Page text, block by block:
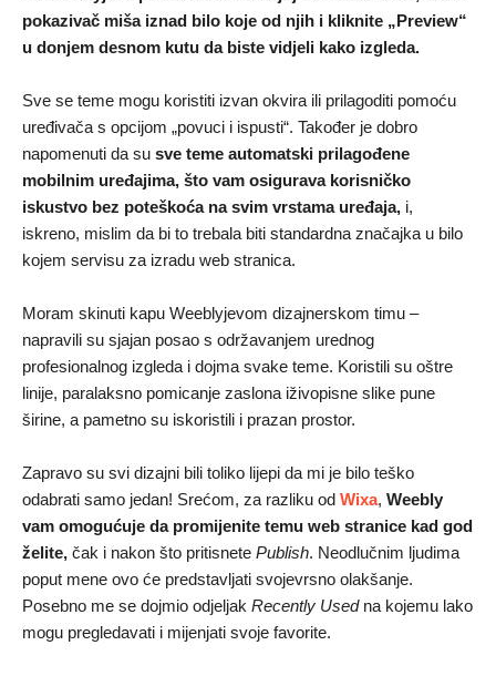
pokazivač miša iznad bilo koje od njih i kliknite „Preview“
u donjem desnom kutu da biste vidjeli kako izgleda.
Sve se teme mogu koristiti izvan okvira ili prilagoditi pomoću
uređivača s opcijom „povuci i ispusti“. Također je dobro
napomenuti da su sve teme automatski prilagođene
mobilnim uređajima, što vam osigurava korisničko
iskustvo bez poteškoća na svim vrstama uređaja, i,
iskreno, mislim da bi to trebala biti standardna značajka u bilo
kojem servisu za izradu web stranica.
Moram skinuti kapu Weeblyjevom dizajnerskom timu –
napravili su sjajan posao s održavanjem urednog
profesionalnog izgleda i dojma svake teme. Koristili su oštre
linije, paralaksno pomicanje zaslona iživopisne slike pune
širine, a pametno su iskoristili i prazan prostor.
Zapravo su svi dizajni bili toliko lijepi da mi je bilo teško
odabrati samo jedan! Srećom, za razliku od Wixa, Weebly
vam omogućuje da promijenite temu web stranice kad god
želite, čak i nakon što pritisnete Publish. Neodlučnim ljudima
poput mene ovo će predstavljati svojevrsno olakšanje.
Posebno me se dojmio odjeljak Recently Usedna kojemu lako
mogu pregledavati i mijenjati svoje favorite.